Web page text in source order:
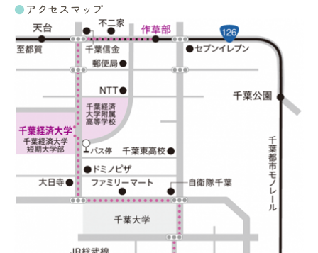
●アクセスマップ